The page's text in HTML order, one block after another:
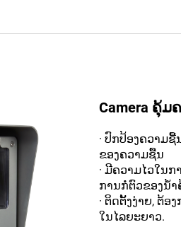
Camera ຄຸ້ມ
· ປົກປ້ອງຄວາມ
ຂອງຄວາມຊື້ນ
· ມີຄວາມໄວໃນ
ການກໍ່ຕົວຂອງນ້ຳ
· ຕິດຕັ້ງງ່າຍ, ຕ້
ໃນໄລຍະຍາວ.